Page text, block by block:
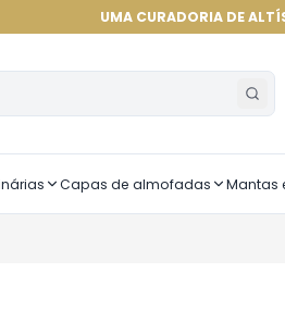
UMA CURADORIA DE ALTÍSSIMA
Capas de almofadas Mantas